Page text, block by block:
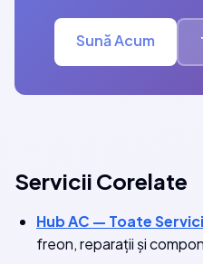
Sună Acum
Servicii Corelate
Hub AC — Toate
freon, reparații și